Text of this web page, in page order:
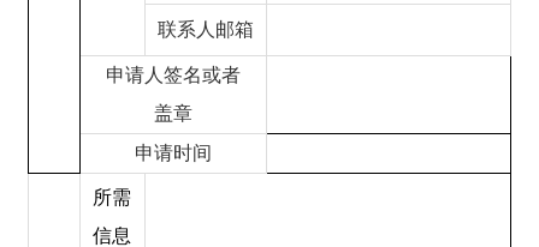
联系人邮箱
申请人签名或者
盖章
申请时间
所需
信息